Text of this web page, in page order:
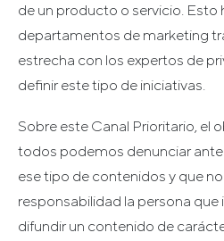
de un producto o servicio. Esto
departamentos de marketing
estrecha con los expertos de
definir este tipo de iniciativas.
Sobre este Canal Prioritario, el
todos podemos denunciar ante
ese tipo de contenidos y que
responsabilidad la persona
difundir un contenido de